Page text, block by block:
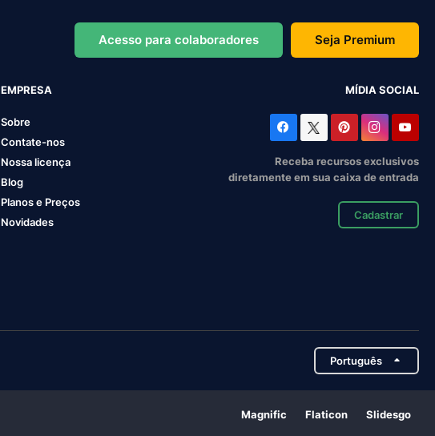
Acesso para colaboradores Seja Premium
EMPRESA
Sobre
Contate-nos
Nossa licença
Blog
Planos e Preços
Novidades
MÍDIA SOCIAL
Receba recursos exclusivos
diretamente em sua caixa de entrada
Cadastrar
Português
Magnific Flaticon Slidesgo